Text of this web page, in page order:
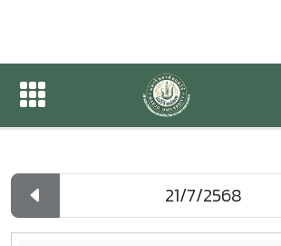
ปฏิทินกิจกรรมของหน่ว
ปฏิทินกิจกรรมของหน่วยงาน